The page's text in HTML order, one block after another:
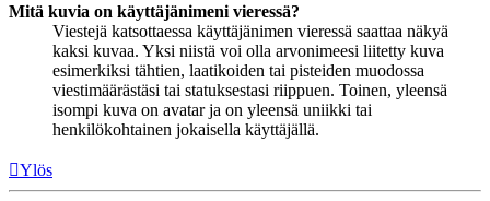
Mitä kuvia on käyttäjänimeni vieressä?
Viestejä katsottaessa käyttäjänimen vieressä saattaa näkyä
kaksi kuvaa. Yksi niistä voi olla arvonimeesi liitetty kuva
esimerkiksi tähtien, laatikoiden tai pisteiden muodossa
viestimäärästäsi tai statuksestasi riippuen. Toinen, yleensä
isompi kuva on avatar ja on yleensä uniikki tai
henkilökohtainen jokaisella käyttäjällä.
Ylös